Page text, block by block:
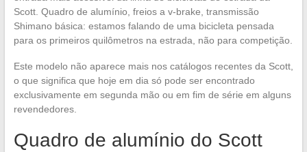
Scott. Quadro de alumínio, freios a v-brake, transmissão
Shimano básica: estamos falando de uma bicicleta pensada
para os primeiros quilômetros na estrada, não para competição.
Este modelo não aparece mais nos catálogos recentes da Scott,
o que significa que hoje em dia só pode ser encontrado
exclusivamente em segunda mão ou em fim de série em alguns
revendedores.
Quadro de alumínio do Scott